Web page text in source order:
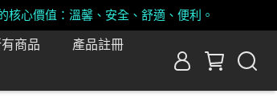
心價值：溫馨、安全、舒適、便利。
商品
產品註冊